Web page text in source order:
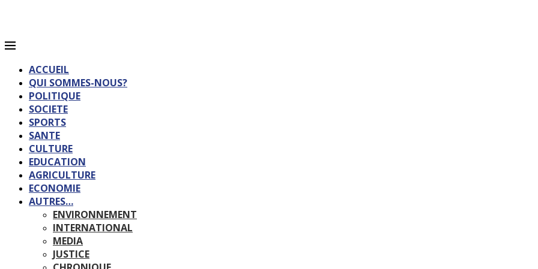
ACCUEIL
QUI SOMMES-NOUS?
POLITIQUE
SOCIETE
SPORTS
SANTE
CULTURE
EDUCATION
AGRICULTURE
ECONOMIE
AUTRES…
ENVIRONNEMENT
INTERNATIONAL
MEDIA
JUSTICE